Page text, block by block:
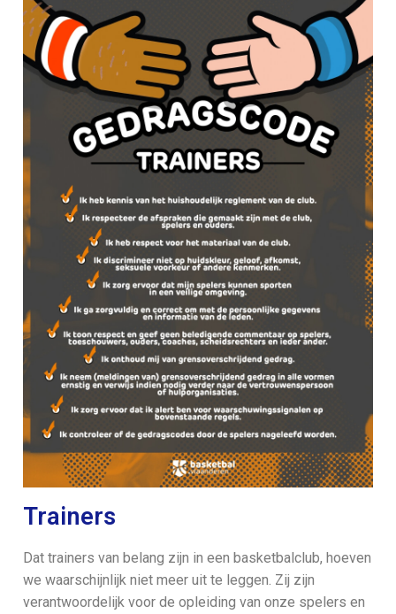
Trainers
Dat trainers van belang zijn in een basketbalclub, hoeven
we waarschijnlijk niet meer uit te leggen. Zij zijn
verantwoordelijk voor de opleiding van onze spelers en